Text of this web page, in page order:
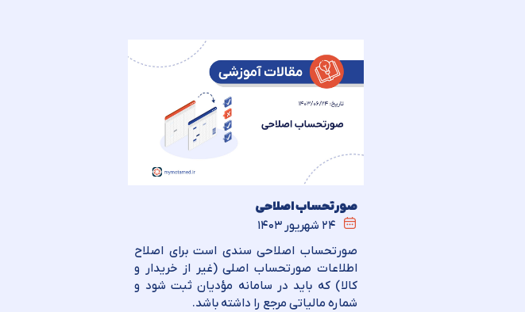
صورتحساب اصلاحی
۲۴ شهریور ۱۴۰۳
صورتحساب اصلاحی سندی است برای اصلاح
اطلاعات صورتحساب اصلی (غیر از خریدار و
کالا) که باید در سامانه مؤدیان ثبت شود و
شماره مالیاتی مرجع را داشته باشد.